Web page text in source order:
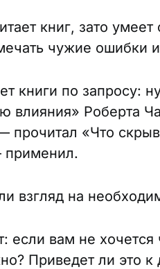
книг, зато
чужие ошибки
книги по запросу:
влияния» Роберта
прочитал «Что
взгляд на
если вам не хочется
Приведет ли это